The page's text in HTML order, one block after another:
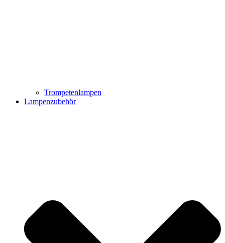
Trompetenlampen
Lampenzubehör